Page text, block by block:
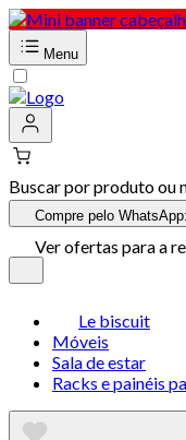
Menu
Buscar por produto ou
Compre pelo
Ver ofertas para a
Le biscuit
Móveis
Sala de estar
Racks e painéis